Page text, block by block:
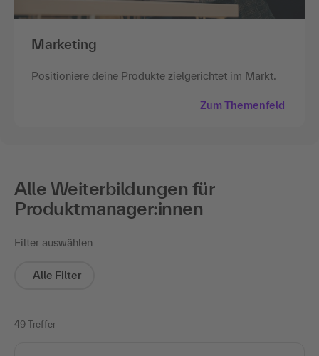
Marketing
Positioniere deine Produkte zielgerichtet im Markt.
Zum Themenfeld
Alle Weiterbildungen für
Produktmanager:innen
Filter auswählen
Alle Filter
49 Treffer